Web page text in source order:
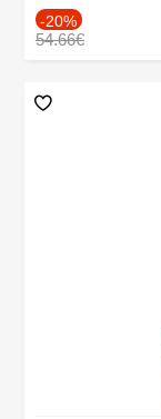
-20%
54.66€